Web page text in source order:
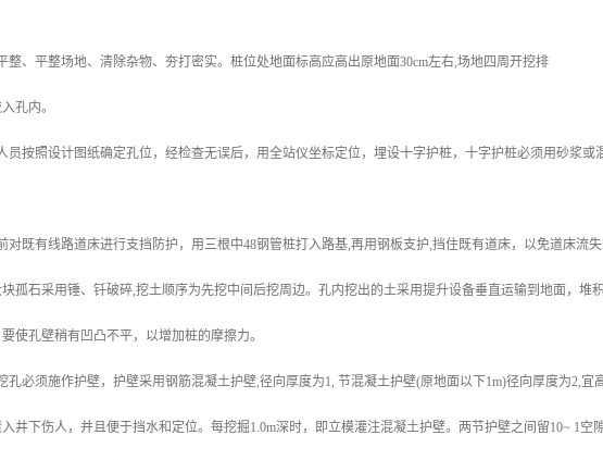
整、平整场地、清除杂物、夯打密实。桩位处地面标高应高出原地面30cm左右,场地四周开挖排
孔内。
员按照设计图纸确定孔位，经检查无误后，用全站仪坐标定位，埋设十字护桩，十字护桩必须用砂浆
对既有线路道床进行支挡防护，用三根中48钢管桩打入路基,再用钢板支护,挡住既有道床，以免道床流
孤石采用锤、钎破碎,挖土顺序为先挖中间后挖周边。孔内挖出的土采用提升设备垂直运输到地面，堆
使孔壁稍有凹凸不平，以增加桩的摩擦力。
孔必须施作护壁，护壁采用钢筋混凝土护壁,径向厚度为1, 节混凝土护壁(原地面以下1m)径向厚度为2,宜
井下伤人，并且便于挡水和定位。每挖掘1.0m深时，即立模灌注混凝土护壁。两节护壁之间留10~ 1